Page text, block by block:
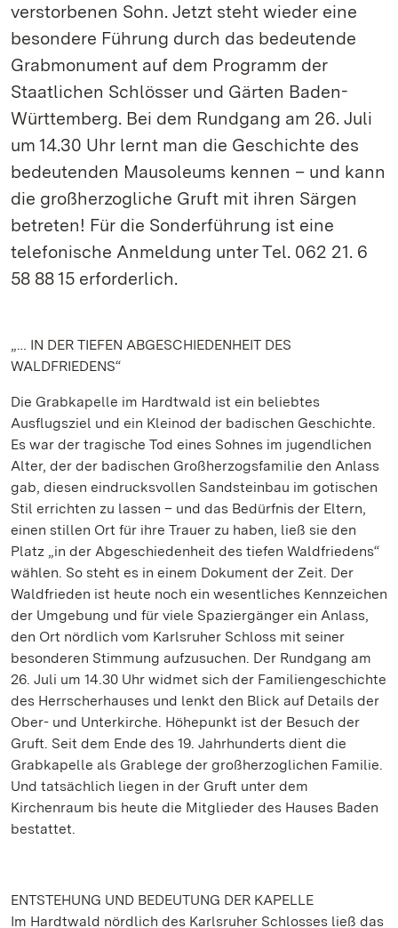
verstorbenen Sohn. Jetzt steht wieder eine
besondere Führung durch das bedeutende
Grabmonument auf dem Programm der
Staatlichen Schlösser und Gärten Baden-
Württemberg. Bei dem Rundgang am 26. Juli
um 14.30 Uhr lernt man die Geschichte des
bedeutenden Mausoleums kennen – und kann
die großherzogliche Gruft mit ihren Särgen
betreten! Für die Sonderführung ist eine
telefonische Anmeldung unter Tel. 062 21. 6
58 88 15 erforderlich.
„… IN DER TIEFEN ABGESCHIEDENHEIT DES
WALDFRIEDENS“
Die Grabkapelle im Hardtwald ist ein beliebtes
Ausflugsziel und ein Kleinod der badischen Geschichte.
Es war der tragische Tod eines Sohnes im jugendlichen
Alter, der der badischen Großherzogsfamilie den Anlass
gab, diesen eindrucksvollen Sandsteinbau im gotischen
Stil errichten zu lassen – und das Bedürfnis der Eltern,
einen stillen Ort für ihre Trauer zu haben, ließ sie den
Platz „in der Abgeschiedenheit des tiefen Waldfriedens“
wählen. So steht es in einem Dokument der Zeit. Der
Waldfrieden ist heute noch ein wesentliches Kennzeichen
der Umgebung und für viele Spaziergänger ein Anlass,
den Ort nördlich vom Karlsruher Schloss mit seiner
besonderen Stimmung aufzusuchen. Der Rundgang am
26. Juli um 14.30 Uhr widmet sich der Familiengeschichte
des Herrscherhauses und lenkt den Blick auf Details der
Ober- und Unterkirche. Höhepunkt ist der Besuch der
Gruft. Seit dem Ende des 19. Jahrhunderts dient die
Grabkapelle als Grablege der großherzoglichen Familie.
Und tatsächlich liegen in der Gruft unter dem
Kirchenraum bis heute die Mitglieder des Hauses Baden
bestattet.
ENTSTEHUNG UND BEDEUTUNG DER KAPELLE
Im Hardtwald nördlich des Karlsruher Schlosses ließ das